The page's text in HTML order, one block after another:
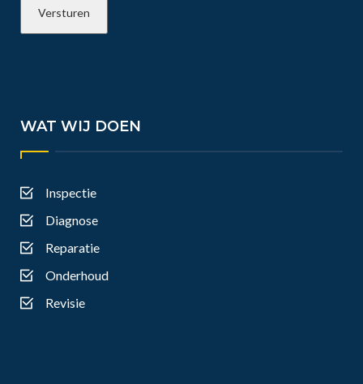
WAT WIJ DOEN
Inspectie
Diagnose
Reparatie
Onderhoud
Revisie